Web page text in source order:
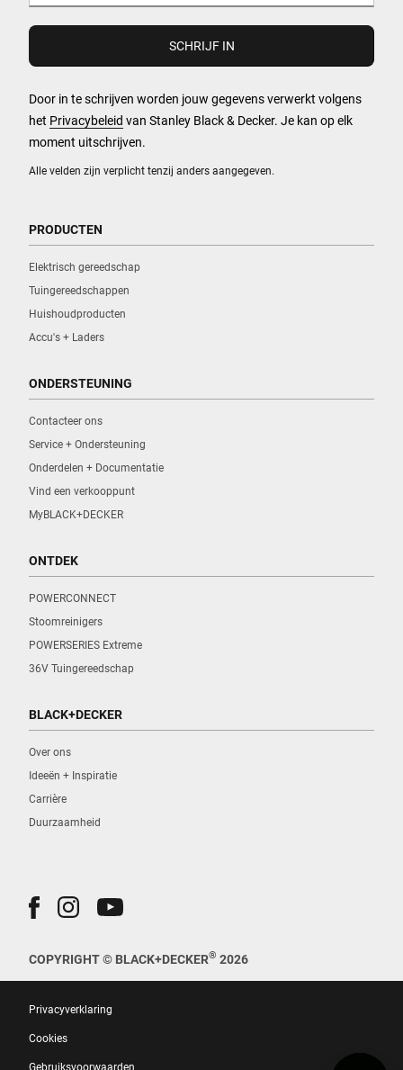
Alle velden zijn verplicht tenzij anders aangegeven.
Door in te schrijven worden jouw gegevens verwerkt volgens
het Privacybeleid van Stanley Black & Decker. Je kan op elk
moment uitschrijven.
PRODUCTEN
Elektrisch gereedschap
Tuingereedschappen
Huishoudproducten
Accu's + Laders
ONDERSTEUNING
Contacteer ons
Service + Ondersteuning
Onderdelen + Documentatie
Vind een verkooppunt
MyBLACK+DECKER
ONTDEK
POWERCONNECT
Stoomreinigers
POWERSERIES Extreme
36V Tuingereedschap
BLACK+DECKER
Over ons
Ideeën + Inspiratie
Carrière
Duurzaamheid
COPYRIGHT © BLACK+DECKER® 2026
Privacyverklaring
Cookies
Gebruiksvoorwaarden